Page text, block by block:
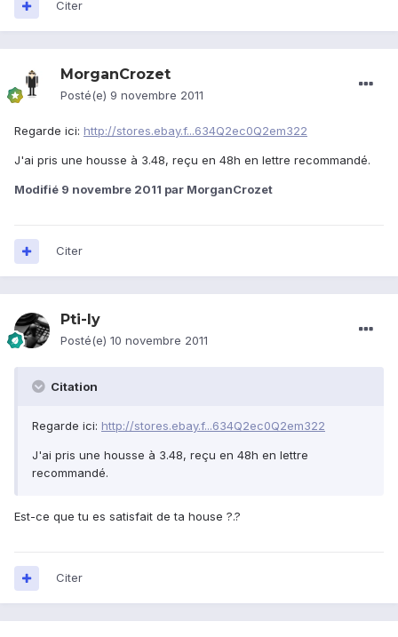
Citer
MorganCrozet
Posté(e) 9 novembre 2011
Regarde ici: http://stores.ebay.f...634Q2ec0Q2em322
J'ai pris une housse à 3.48, reçu en 48h en lettre recommandé.
Modifié 9 novembre 2011 par MorganCrozet
Citer
Pti-ly
Posté(e) 10 novembre 2011
Citation
Regarde ici: http://stores.ebay.f...634Q2ec0Q2em322
J'ai pris une housse à 3.48, reçu en 48h en lettre
recommandé.
Est-ce que tu es satisfait de ta house ?.?
Citer